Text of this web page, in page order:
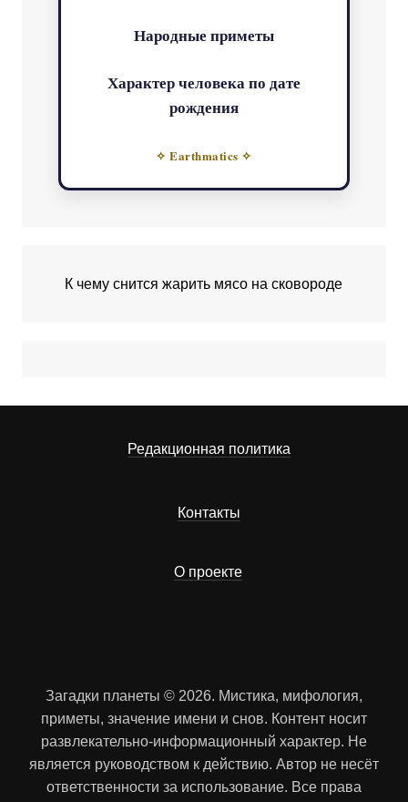
Народные приметы
Характер человека по дате
рождения
✧ Earthmatics ✧
К чему снится жарить мясо на сковороде
Редакционная политика
Контакты
О проекте
Загадки планеты © 2026. Мистика, мифология,
приметы, значение имени и снов. Контент носит
развлекательно-информационный характер. Не
является руководством к действию. Автор не несёт
ответственности за использование. Все права